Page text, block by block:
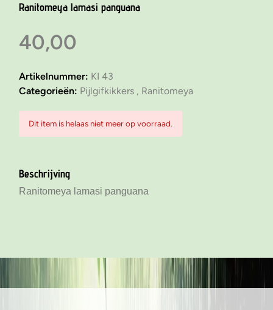
Ranitomeya lamasi panguana
40,00
Artikelnummer: KI 43
Categorieën: Pijlgifkikkers , Ranitomeya
Dit item is helaas niet meer op voorraad.
Beschrijving
Ranitomeya lamasi panguana